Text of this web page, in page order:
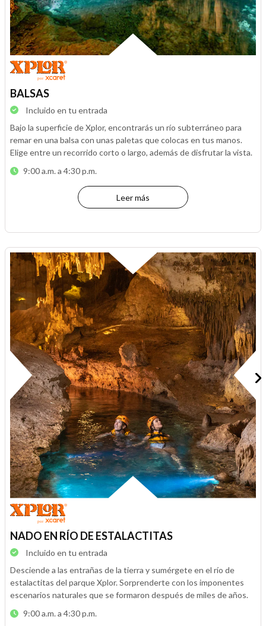
BALSAS
Incluido en tu entrada
Bajo la superficie de Xplor, encontrarás un río subterráneo para
remar en una balsa con unas paletas que colocas en tus manos.
Elige entre un recorrido corto o largo, además de disfrutar la vista.
9:00 a.m. a 4:30 p.m.
Leer más
NADO EN RÍO DE ESTALACTITAS
Incluido en tu entrada
Desciende a las entrañas de la tierra y sumérgete en el río de
estalactitas del parque Xplor. Sorprenderte con los imponentes
escenarios naturales que se formaron después de miles de años.
9:00 a.m. a 4:30 p.m.